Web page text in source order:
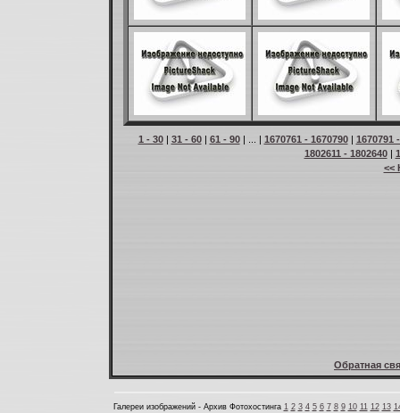
1 - 30| 31 - 60| 61 - 90| ... | 1670761 - 1670790| 1670791
1802611 - 1802640|
<<
Обратная
Галереи изображений - Архив Фотохостинга 1 2 3 4 5 6 7 8 9 10 11 12 13